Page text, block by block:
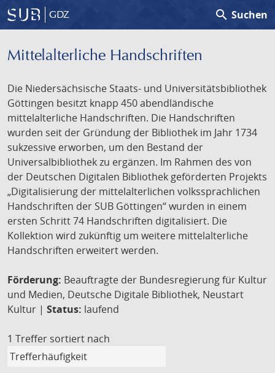
GDZ search Suchen
Mittelalterliche Handschriften
Die Niedersächsische Staats- und Universitätsbibliothek
Göttingen besitzt knapp 450 abendländische
mittelalterliche Handschriften. Die Handschriften
wurden seit der Gründung der Bibliothek im Jahr 1734
sukzessive erworben, um den Bestand der
Universalbibliothek zu ergänzen. Im Rahmen des von
der Deutschen Digitalen Bibliothek geförderten Projekts
„Digitalisierung der mittelalterlichen volkssprachlichen
Handschriften der SUB Göttingen“ wurden in einem
ersten Schritt 74 Handschriften digitalisiert. Die
Kollektion wird zukünftig um weitere mittelalterliche
Handschriften erweitert werden.
Förderung: Beauftragte der Bundesregierung für Kultur
und Medien, Deutsche Digitale Bibliothek, Neustart
Kultur | Status: laufend
1 Treffer sortiert nach